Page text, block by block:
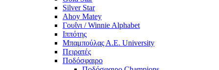
Silver Star
Ahoy Matey
Γουΐνι / Winnie Alphabet
Ιππότης
Μπαμπούλας Α.Ε. University
Πειρατές
Ποδόσφαιρο